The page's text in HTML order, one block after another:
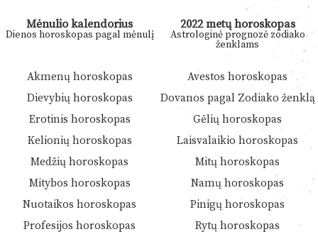
Mėnulio kalendorius
Dienos horoskopas pagal mėnulį
2022 metų horoskopas
Astrologinė prognozė zodiako
ženklams
Akmenų horoskopas
Avestos horoskopas
Dievybių horoskopas
Dovanos pagal Zodiako ženklą
Erotinis horoskopas
Gėlių horoskopas
Kelionių horoskopas
Laisvalaikio horoskopas
Medžių horoskopas
Mitų horoskopas
Mitybos horoskopas
Namų horoskopas
Nuotaikos horoskopas
Pinigų horoskopas
Profesijos horoskopas
Rytų horoskopas